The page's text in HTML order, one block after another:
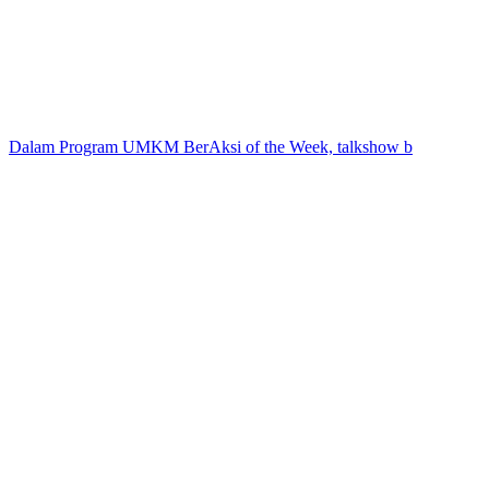
Dalam Program UMKM BerAksi of the Week, talkshow b